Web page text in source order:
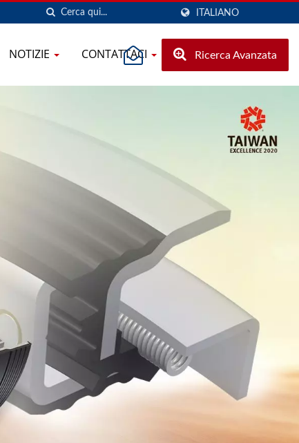
ITALIANO
NOTIZIE CONTATTACI Ricerca Avanzata